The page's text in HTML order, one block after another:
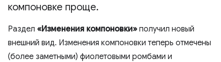
компоновке проще.
Раздел «Изменения компоновки» получил новый
внешний вид. Изменения компоновки теперь отмечены
(более заметными) фиолетовыми ромбами и